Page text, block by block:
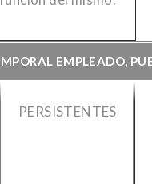
EMPLEADO,
PERSISTENTES